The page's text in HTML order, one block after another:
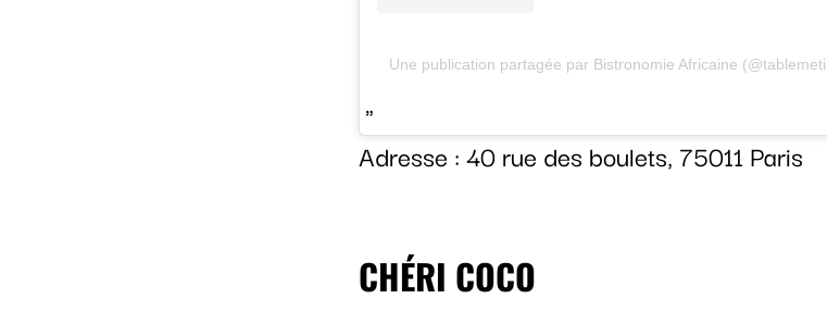
Une publication partagée par Bistronomie Africaine
Adresse : 40 rue des boulets, 75011 Paris
CHÉRI COCO